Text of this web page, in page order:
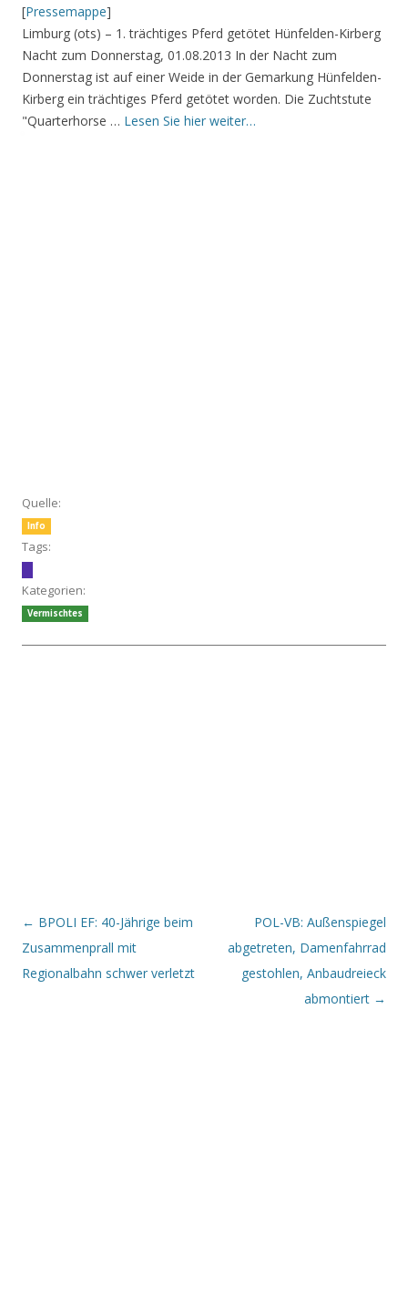
[Pressemappe]
Limburg (ots) – 1. trächtiges Pferd getötet Hünfelden-Kirberg
Nacht zum Donnerstag, 01.08.2013 In der Nacht zum
Donnerstag ist auf einer Weide in der Gemarkung Hünfelden-
Kirberg ein trächtiges Pferd getötet worden. Die Zuchtstute
"Quarterhorse … Lesen Sie hier weiter…
Quelle:
Info
Tags:
Kategorien:
Vermischtes
Beitrags-Navigation
← BPOLI EF: 40-Jährige beim
Zusammenprall mit
Regionalbahn schwer verletzt
POL-VB: Außenspiegel
abgetreten, Damenfahrrad
gestohlen, Anbaudreieck
abmontiert →